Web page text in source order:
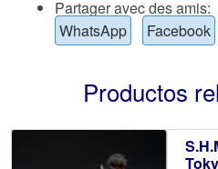
Partager avec des amis:
WhatsApp
Facebook
Productos